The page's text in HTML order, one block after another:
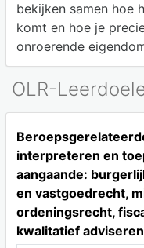
bekijken samen hoe
komt en hoe je
onroerende
OLR-
interpreteren en
aangaande:
en vastgoedrecht,
ordeningsrecht,
kwalitatief